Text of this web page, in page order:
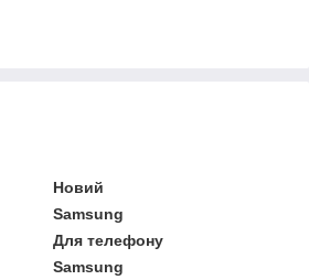
Новий
Samsung
Для телефону
Samsung